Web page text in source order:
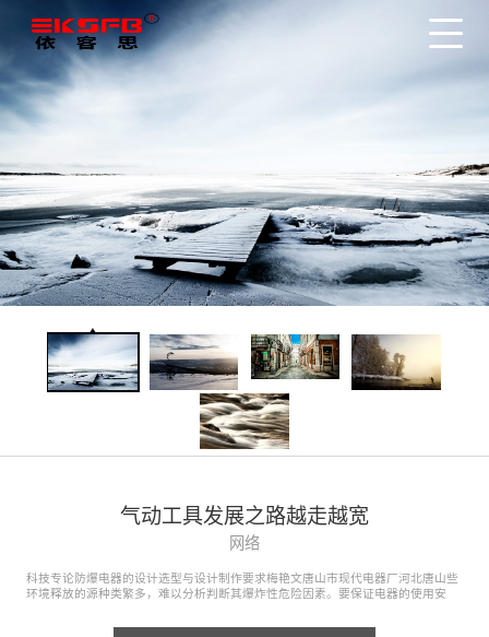
气动工具发展之路越走越宽
网络
科技专论防爆电器的设计选型与设计制作要求梅艳文唐山市现代电器厂河北唐山些
环境释放的源种类繁多，难以分析判断其爆炸性危险因素。要保证电器的使用安